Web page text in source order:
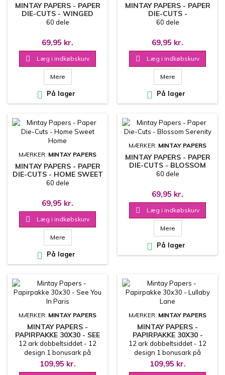
MINTAY PAPERS - PAPER
DIE-CUTS - WINGED
MELODIES
60 dele
69,95 kr.
 Læg i indkøbskurv
Mere
 På lager
MINTAY PAPERS - PAPER
DIE-CUTS -
PHOTOGRAPHER
60 dele
69,95 kr.
 Læg i indkøbskurv
Mere
 På lager
MÆRKER: MINTAY PAPERS
MINTAY PAPERS - PAPER
DIE-CUTS - HOME SWEET
HOME
60 dele
69,95 kr.
 Læg i indkøbskurv
Mere
 På lager
MÆRKER: MINTAY PAPERS
MINTAY PAPERS - PAPER
DIE-CUTS - BLOSSOM
SERENITY
60 dele
69,95 kr.
 Læg i indkøbskurv
Mere
 På lager
MÆRKER: MINTAY PAPERS
MINTAY PAPERS -
PAPIRPAKKE 30X30 - SEE
YOU IN PARIS
12 ark dobbeltsiddet - 12
design 1 bonusark på
coverets inderside 30.5x30.5
cm
109,95 kr.
MÆRKER: MINTAY PAPERS
MINTAY PAPERS -
PAPIRPAKKE 30X30 -
LULLABY LANE
12 ark dobbeltsiddet - 12
design 1 bonusark på
coverets inderside 30.5x30.5
cm
109,95 kr.